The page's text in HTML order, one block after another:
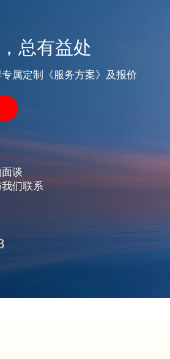
总有益处
属定制《服务方案》及报价
谈
们联系